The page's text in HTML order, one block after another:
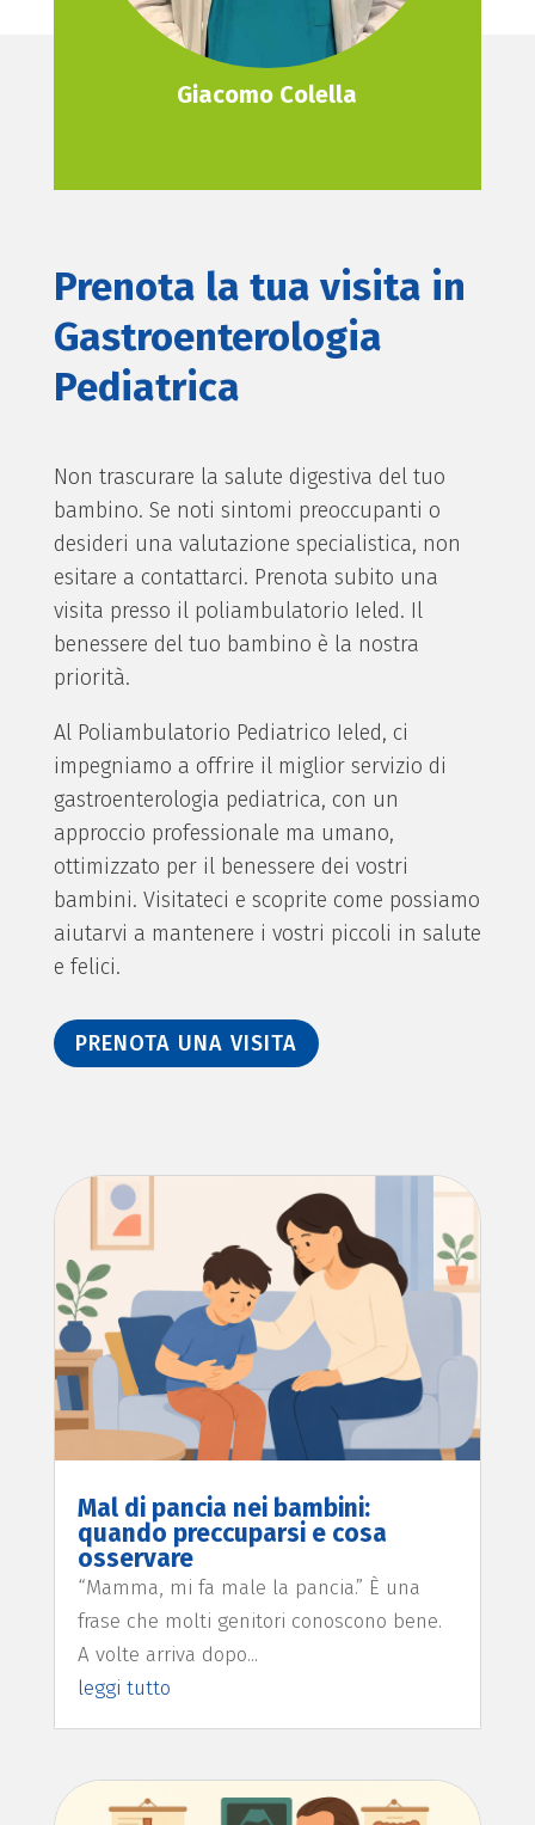
Giacomo Colella
Prenota la tua visita in
Gastroenterologia
Pediatrica
Non trascurare la salute digestiva del tuo
bambino. Se noti sintomi preoccupanti o
desideri una valutazione specialistica, non
esitare a contattarci. Prenota subito una
visita presso il poliambulatorio Ieled. Il
benessere del tuo bambino è la nostra
priorità.
Al Poliambulatorio Pediatrico Ieled, ci
impegniamo a offrire il miglior servizio di
gastroenterologia pediatrica, con un
approccio professionale ma umano,
ottimizzato per il benessere dei vostri
bambini. Visitateci e scoprite come possiamo
aiutarvi a mantenere i vostri piccoli in salute
e felici.
PRENOTA UNA VISITA
Mal di pancia nei bambini:
quando preccuparsi e cosa
osservare
“Mamma, mi fa male la pancia.” È una
frase che molti genitori conoscono bene.
A volte arriva dopo...
leggi tutto